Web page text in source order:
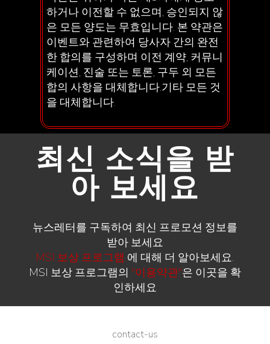
하거나 이전할 수 없으며, 승인되지 않
은 모든 양도는 무효입니다. 본 약관은
이벤트와 관련하여 당사자 간의 완전
한 합의를 구성하며 이전 계약, 커뮤니
케이션, 진술 또는 토론, 구두 외 모든
합의 사항을 대체합니다.기타 모든 것
을 대체합니다.
최신 소식을 받
아 보세요
뉴스레터를 구독하여 최신 프로모션 정보를
받아 보세요
MSI 보상 프로그램 에 대해 더 알아보세요.
MSI 보상 프로그램의 "이용약관"은 이곳을 확
인하세요
contact-us